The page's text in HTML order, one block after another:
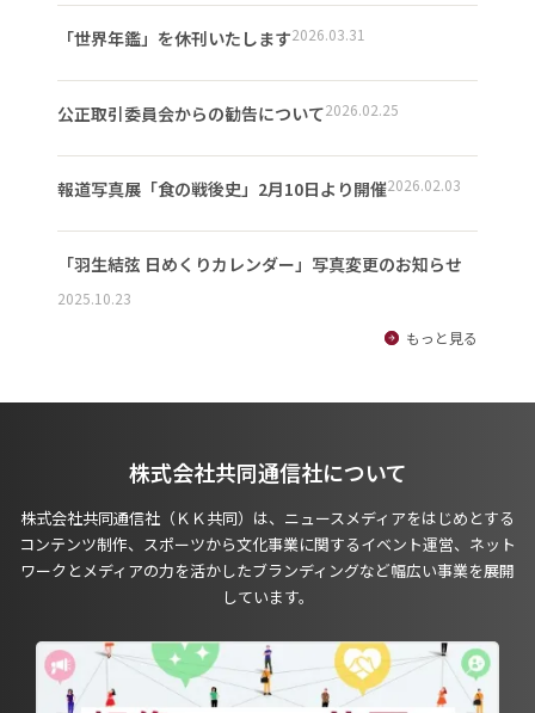
「世界年鑑」を休刊いたします2026.03.31
公正取引委員会からの勧告について2026.02.25
報道写真展「食の戦後史」2月10日より開催2026.02.03
「羽生結弦 日めくりカレンダー」写真変更のお知らせ
2025.10.23
もっと見る
株式会社共同通信社について
株式会社共同通信社（ＫＫ共同）は、ニュースメディアをはじめとする
コンテンツ制作、スポーツから文化事業に関するイベント運営、ネット
ワークとメディアの力を活かしたブランディングなど幅広い事業を展開
しています。